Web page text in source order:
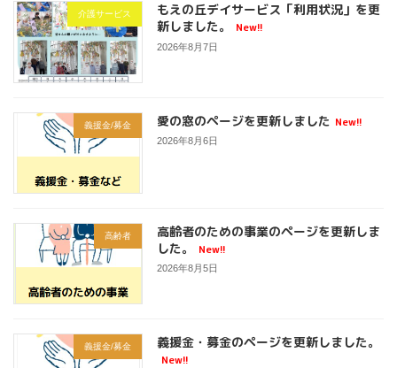
介護サービス
もえの丘デイサービス「利用状況」を更
新しました。
New!!
2026年8月7日
義援金/募金 愛の窓のページを更新しました New!!
2026年8月6日
高齢者
高齢者のための事業のページを更新しま
した。
New!!
2026年8月5日
義援金/募金 義援金・募金のページを更新しました。
New!!